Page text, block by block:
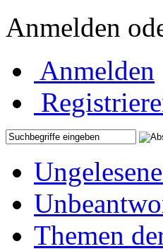
Anmelden
Anmelden
Themen